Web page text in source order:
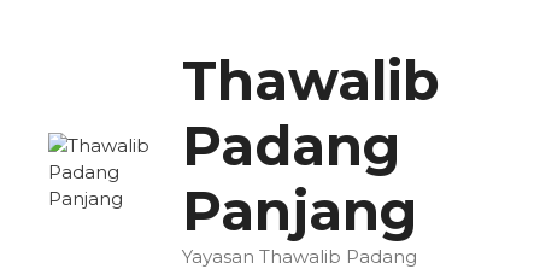
Thawalib
Padang
Panjang
Yayasan Thawalib Padang